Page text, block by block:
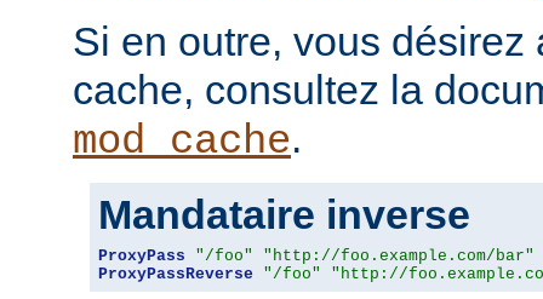
Si en outre, vous désirez
cache, consultez la
mod_cache.
Mandataire inverse
ProxyPass "/foo"
"http://foo.example.com/bar"
ProxyPassReverse
"/foo" "http://